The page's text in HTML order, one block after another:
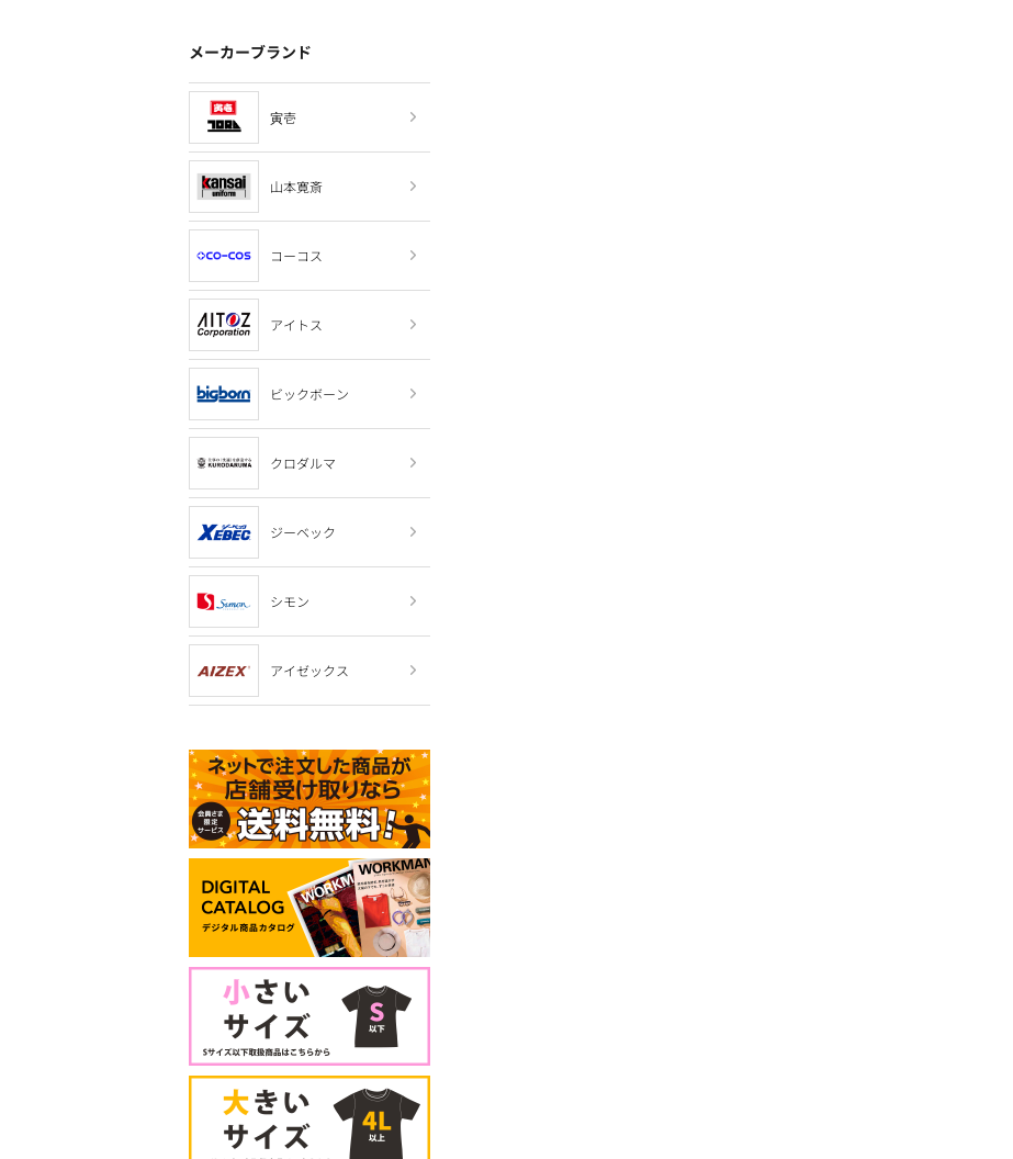
メーカーブランド
寅壱
山本寛斎
コーコス
アイトス
ビックボーン
クロダルマ
ジーベック
シモン
アイゼックス